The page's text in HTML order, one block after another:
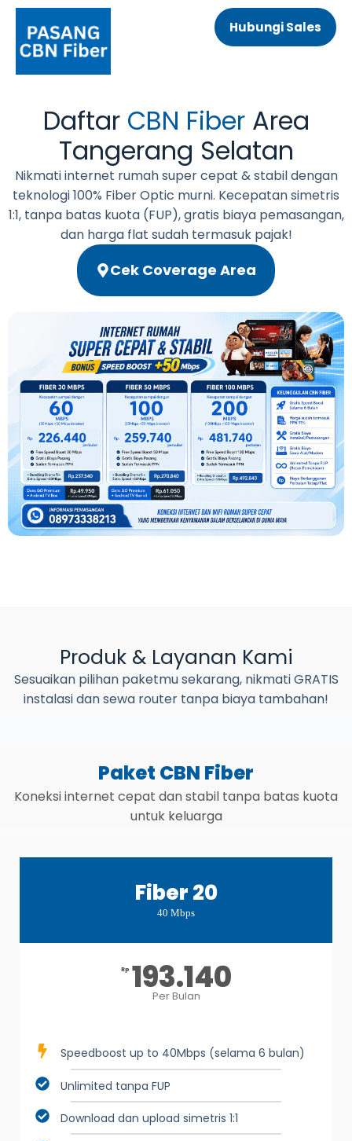
Hubungi Sales
Daftar CBN FiberArea
Tangerang Selatan
Nikmati internet rumah super cepat & stabil dengan
teknologi 100% Fiber Optic murni. Kecepatan simetris
1:1, tanpa batas kuota (FUP), gratis biaya pemasangan,
dan harga flat sudah termasuk pajak!
Cek Coverage Area
Produk & Layanan Kami
Sesuaikan pilihan paketmu sekarang, nikmati GRATIS
instalasi dan sewa router tanpa biaya tambahan!
Paket CBN Fiber
Koneksi internet cepat dan stabil tanpa batas kuota
untuk keluarga
Fiber 20
40 Mbps
Rp 193.140
Per Bulan
Speedboost up to 40Mbps (selama 6 bulan)
Unlimited tanpa FUP
Download dan upload simetris 1:1